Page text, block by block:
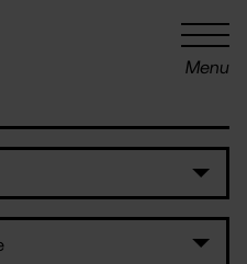
Menu